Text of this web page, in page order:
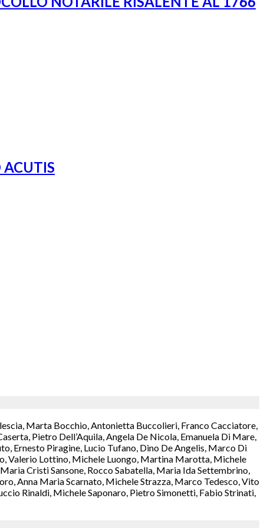
Marta Bocchio, Antonietta Buccolieri, Franco Cacciatore,
Pietro Dell’Aquila, Angela De Nicola, Emanuela Di Mare,
Ernesto Piragine, Lucio Tufano, Dino De Angelis, Marco Di
Valerio Lottino, Michele Luongo, Martina Marotta, Michele
Cristi Sansone, Rocco Sabatella, Maria Ida Settembrino,
Anna Maria Scarnato, Michele Strazza, Marco Tedesco, Vito
Rinaldi, Michele Saponaro, Pietro Simonetti, Fabio Strinati,